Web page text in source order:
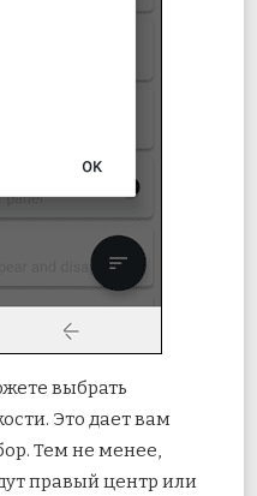
выбрать
Это дает вам
Тем не менее,
правый центр или